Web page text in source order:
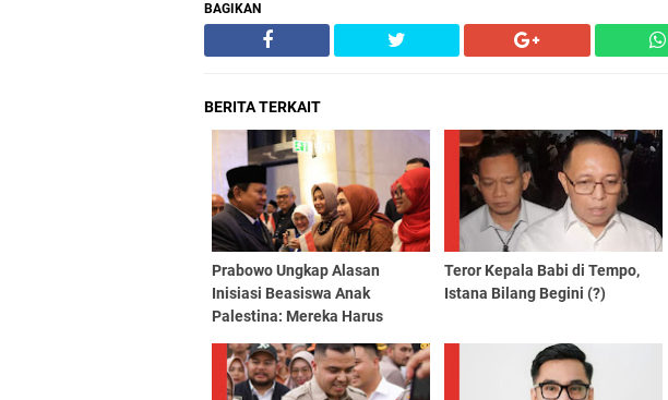
BAGIKAN
BERITA TERKAIT
Prabowo Ungkap Alasan
Inisiasi Beasiswa Anak
Palestina: Mereka Harus
Teror Kepala Babi di Tempo,
Istana Bilang Begini (?)